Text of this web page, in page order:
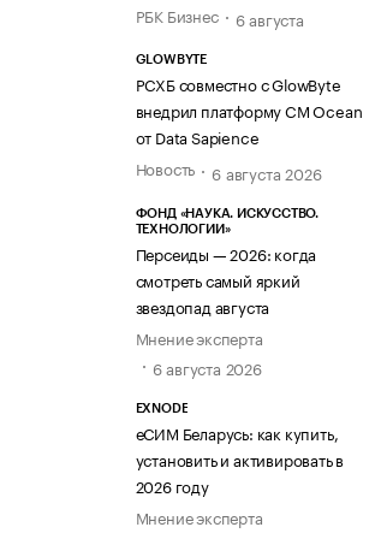
РБК Бизнес
6 августа
GLOWBYTE
РСХБ совместно с GlowByte
внедрил платформу CM Ocean
от Data Sapience
Новость
6 августа 2026
ФОНД «НАУКА. ИСКУССТВО.
ТЕХНОЛОГИИ»
Персеиды — 2026: когда
смотреть самый яркий
звездопад августа
Мнение эксперта
6 августа 2026
EXNODE
еСИМ Беларусь: как купить,
установить и активировать в
2026 году
Мнение эксперта